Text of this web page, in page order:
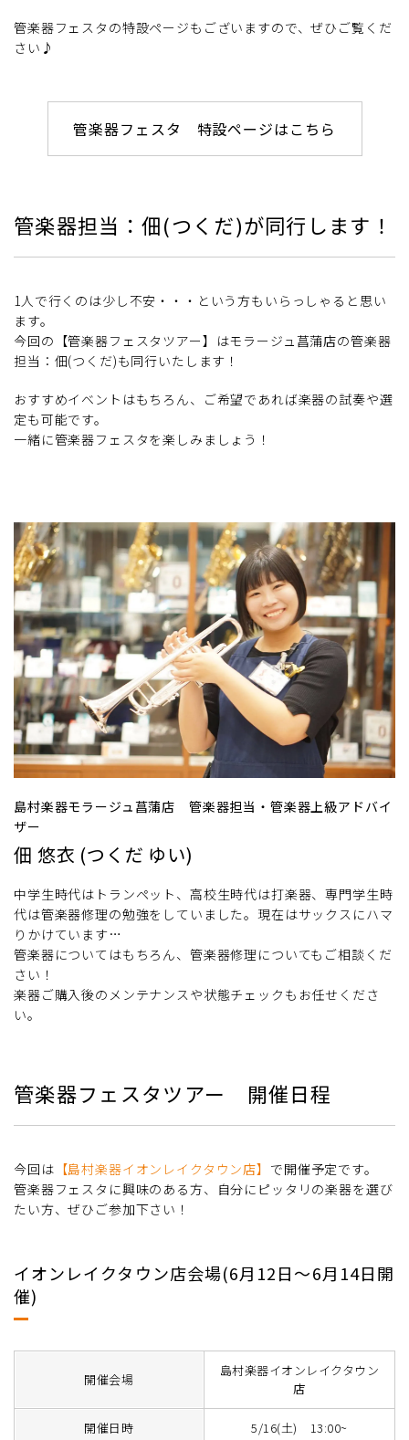
管楽器フェスタの特設ページもございますので、ぜひご覧くだ
さい♪
管楽器フェスタ 特設ページはこちら
管楽器担当：佃(つくだ)が同行します！
1人で行くのは少し不安・・・という方もいらっしゃると思い
ます。
今回の【管楽器フェスタツアー】はモラージュ菖蒲店の管楽器
担当：佃(つくだ)も同行いたします！
おすすめイベントはもちろん、ご希望であれば楽器の試奏や選
定も可能です。
一緒に管楽器フェスタを楽しみましょう！
島村楽器モラージュ菖蒲店 管楽器担当・管楽器上級アドバイ
ザー
佃 悠衣 (つくだ ゆい)
中学生時代はトランペット、高校生時代は打楽器、専門学生時
代は管楽器修理の勉強をしていました。現在はサックスにハマ
りかけています…
管楽器についてはもちろん、管楽器修理についてもご相談くだ
さい！
楽器ご購入後のメンテナンスや状態チェックもお任せくださ
い。
管楽器フェスタツアー 開催日程
今回は 【島村楽器イオンレイクタウン店】 で開催予定です。
管楽器フェスタに興味のある方、自分にピッタリの楽器を選び
たい方、ぜひご参加下さい！
イオンレイクタウン店会場(6月12日～6月14日開
催)
開催会場
島村楽器イオンレイクタウン
店
開催日時 5/16(土) 13:00~